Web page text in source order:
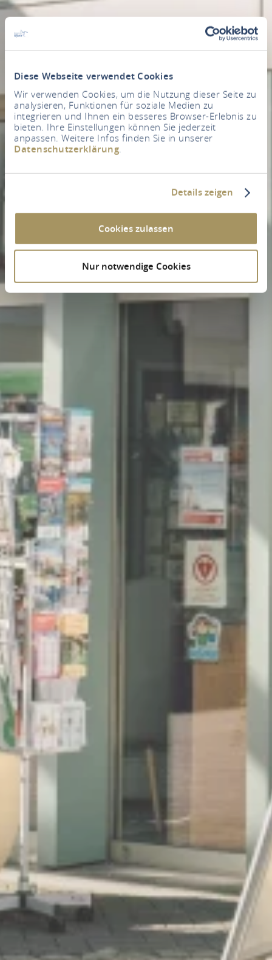
Diese Webseite verwendet Cookies
Wir verwenden Cookies, um die Nutzung dieser Seite zu
analysieren, Funktionen für soziale Medien zu
integrieren und Ihnen ein besseres Browser-Erlebnis zu
bieten. Ihre Einstellungen können Sie jederzeit
anpassen. Weitere Infos finden Sie in unserer
Datenschutzerklärung.
Details zeigen
Cookies zulassen
Nur notwendige Cookies